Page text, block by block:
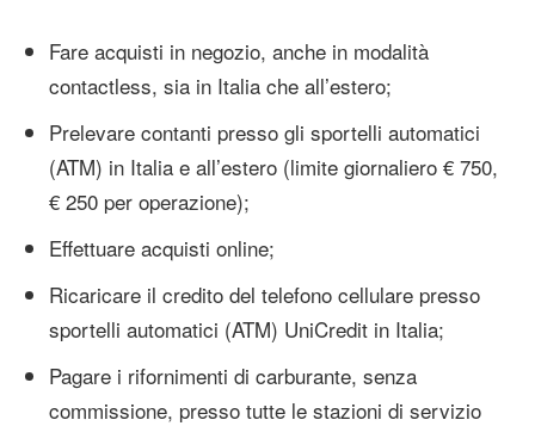
Fare acquisti in negozio, anche in modalità
contactless, sia in Italia che all’estero;
Prelevare contanti presso gli sportelli automatici
(ATM) in Italia e all’estero (limite giornaliero € 750,
€ 250 per operazione);
Effettuare acquisti online;
Ricaricare il credito del telefono cellulare presso
sportelli automatici (ATM) UniCredit in Italia;
Pagare i rifornimenti di carburante, senza
commissione, presso tutte le stazioni di servizio